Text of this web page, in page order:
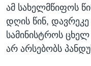
ამ სახელმწიფოს
დღის წინ,
სამინისტროს
არ არსებობს